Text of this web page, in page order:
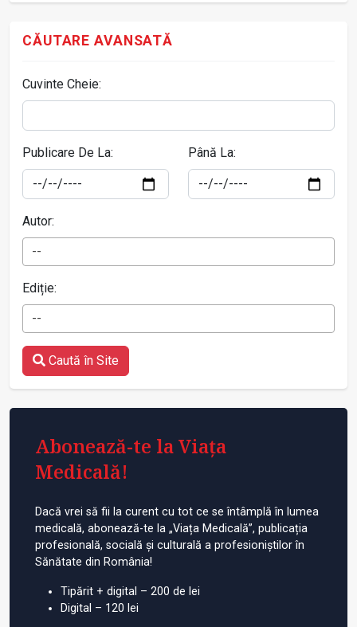
CĂUTARE AVANSATĂ
Cuvinte Cheie:
Publicare De La: Până La:
Autor:
--
Ediție:
--
Caută în Site
Abonează-te la Viața
Medicală!
Dacă vrei să fii la curent cu tot ce se întâmplă în lumea
medicală, abonează-te la „Viața Medicală”, publicația
profesională, socială și culturală a profesioniștilor în
Sănătate din România!
Tipărit + digital – 200 de lei
Digital – 120 lei